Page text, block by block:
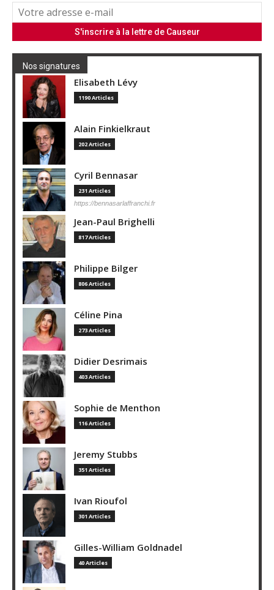
Nos signatures
Elisabeth Lévy
1190 Articles
Alain Finkielkraut
202 Articles
Cyril Bennasar
231 Articles
https://bennasarlaffranchi.fr
Jean-Paul Brighelli
817 Articles
Philippe Bilger
806 Articles
Céline Pina
273 Articles
Didier Desrimais
403 Articles
Sophie de Menthon
116 Articles
Jeremy Stubbs
351 Articles
Ivan Rioufol
301 Articles
Gilles-William Goldnadel
40 Articles